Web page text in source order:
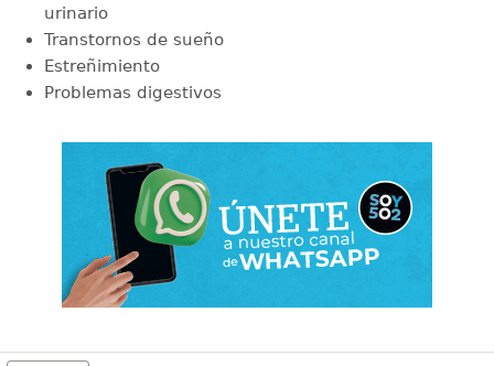
urinario
Transtornos de sueño
Estreñimiento
Problemas digestivos